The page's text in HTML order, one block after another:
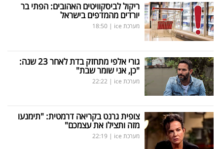
ריקול לביסקוויטים האהובים: הפתי בר
יורדים מהמדפים בישראל
מערכת ice |
18:50
גורי אלפי מתחזק בדת לאחר 23 שנה:
"כן, אני שומר שבת"
מערכת ice |
22:22
צופית גרנט בקריאה דרמטית: "תימנעו
מזה ותצילו את עצמכם"
מערכת ice |
22:19